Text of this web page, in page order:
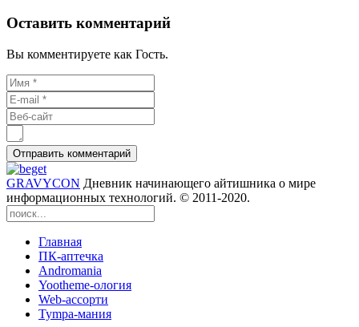
Оставить комментарий
Вы комментируете как Гость.
GRAVYCON Дневник начинающего айтишника о мире
информационных технологий. © 2011-2020.
Главная
ПК-аптечка
Andromania
Yootheme-ология
Web-ассорти
Tympa-мания